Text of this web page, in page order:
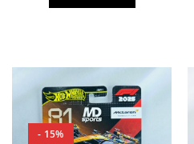
- 15%